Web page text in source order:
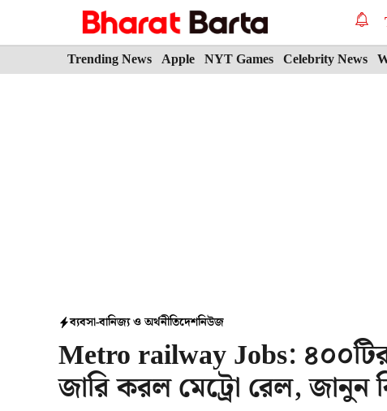
Trending News Apple NYT Games Celebrity News
ব্যবসা-বানিজ্য ও অর্থনীতিদেশনিউজ
Metro railway Jobs:
জারি করল মেট্রো রেল,